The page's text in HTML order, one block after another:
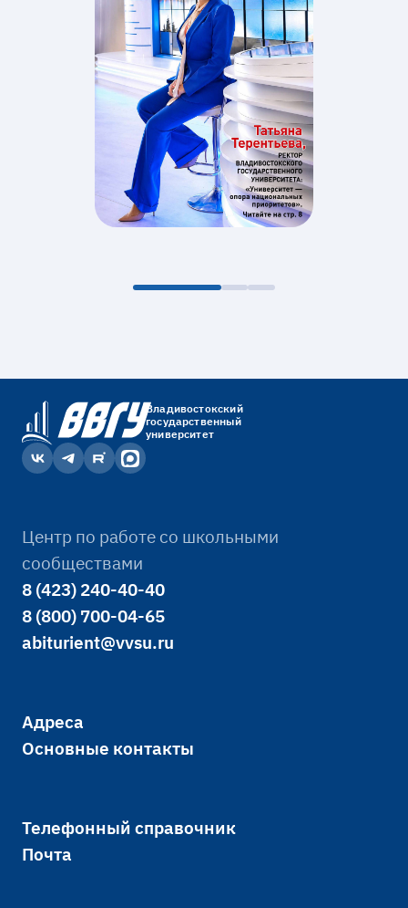
Владивостокский
государственный
университет
Центр по работе со школьными
сообществами
8 (423) 240-40-40
8 (800) 700-04-65
abiturient@vvsu.ru
Адреса
Основные контакты
Телефонный справочник
Почта